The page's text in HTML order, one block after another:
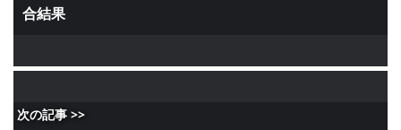
合結果
次の記事 >>